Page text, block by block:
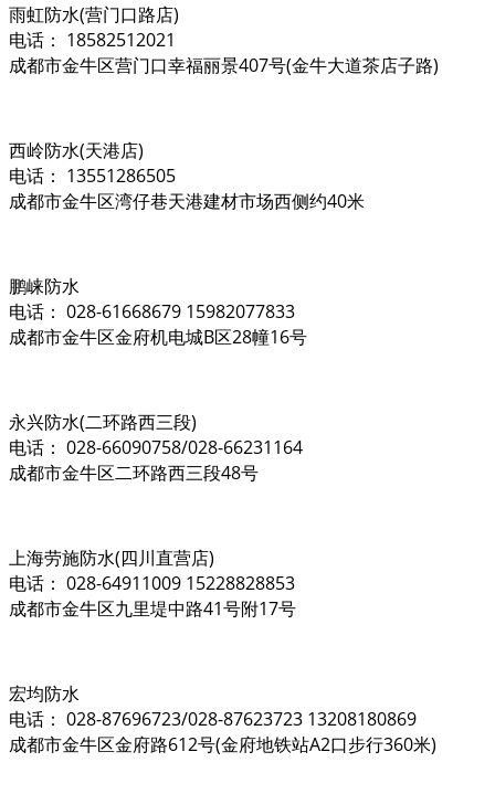
雨虹防水(营门口路店)
电话： 18582512021
成都市金牛区营门口幸福丽景407号(金牛大道茶店子路)
西岭防水(天港店)
电话： 13551286505
成都市金牛区湾仔巷天港建材市场西侧约40米
鹏崃防水
电话： 028-61668679 15982077833
成都市金牛区金府机电城B区28幢16号
永兴防水(二环路西三段)
电话： 028-66090758/028-66231164
成都市金牛区二环路西三段48号
上海劳施防水(四川直营店)
电话： 028-64911009 15228828853
成都市金牛区九里堤中路41号附17号
宏均防水
电话： 028-87696723/028-87623723 13208180869
成都市金牛区金府路612号(金府地铁站A2口步行360米)